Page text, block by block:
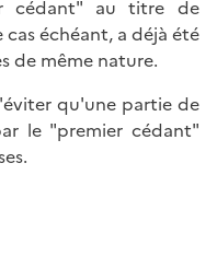
cédant" au titre de
cas échéant, a déjà été
de même nature.
qu'une partie de
le "premier cédant"